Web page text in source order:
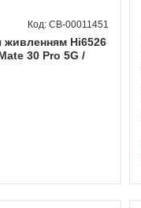
живленням Hi6526
30 Pro 5G /
CB-00011451